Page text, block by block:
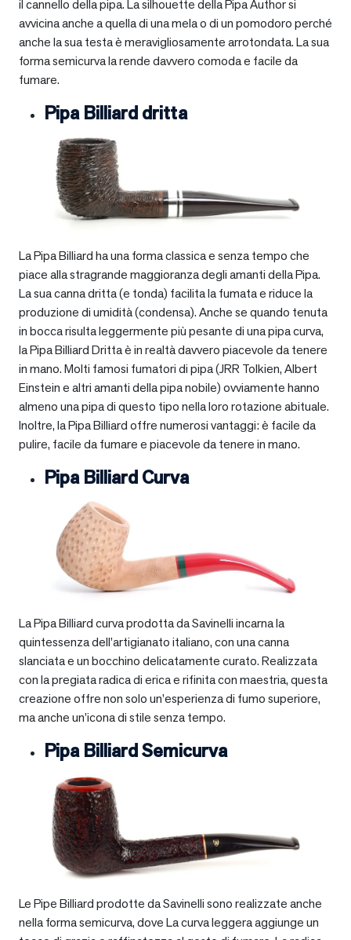
il cannello della pipa. La silhouette della Pipa Author si
avvicina anche a quella di una mela o di un pomodoro perché
anche la sua testa è meravigliosamente arrotondata. La sua
forma semicurva la rende davvero comoda e facile da
fumare.
Pipa Billiard dritta
La Pipa Billiard ha una forma classica e senza tempo che
piace alla stragrande maggioranza degli amanti della Pipa.
La sua canna dritta (e tonda) facilita la fumata e riduce la
produzione di umidità (condensa). Anche se quando tenuta
in bocca risulta leggermente più pesante di una pipa curva,
la Pipa Billiard Dritta è in realtà davvero piacevole da tenere
in mano. Molti famosi fumatori di pipa (JRR Tolkien, Albert
Einstein e altri amanti della pipa nobile) ovviamente hanno
almeno una pipa di questo tipo nella loro rotazione abituale.
Inoltre, la Pipa Billiard offre numerosi vantaggi: è facile da
pulire, facile da fumare e piacevole da tenere in mano.
Pipa Billiard Curva
La Pipa Billiard curva prodotta da Savinelli incarna la
quintessenza dell’artigianato italiano, con una canna
slanciata e un bocchino delicatamente curato. Realizzata
con la pregiata radica di erica e rifinita con maestria, questa
creazione offre non solo un’esperienza di fumo superiore,
ma anche un’icona di stile senza tempo.
Pipa Billiard Semicurva
Le Pipe Billiard prodotte da Savinelli sono realizzate anche
nella forma semicurva, dove La curva leggera aggiunge un